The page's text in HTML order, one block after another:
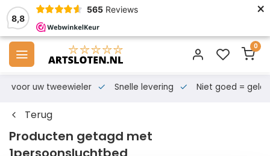
8,8
565 Reviews ×
0
voor uw tweewieler Snelle levering Niet goed = geld
Terug
Producten getagd met